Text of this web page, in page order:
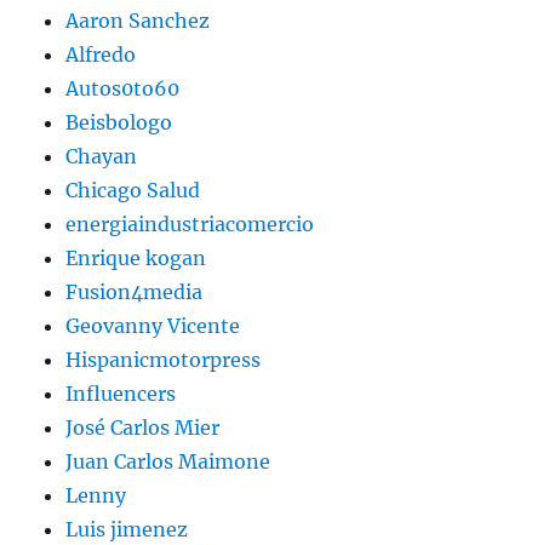
Aaron Sanchez
Alfredo
Autos0to60
Beisbologo
Chayan
Chicago Salud
energiaindustriacomercio
Enrique kogan
Fusion4media
Geovanny Vicente
Hispanicmotorpress
Influencers
José Carlos Mier
Juan Carlos Maimone
Lenny
Luis jimenez